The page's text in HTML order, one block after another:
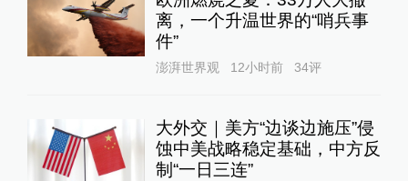
离，一个升温世界的“哨兵事
件”
澎湃世界观 12小时前 34评
大外交｜美方“边谈边施压”侵
蚀中美战略稳定基础，中方反
制“一日三连”